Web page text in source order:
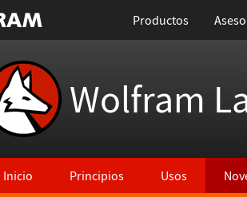
Productos
Wolfram
Inicio Principios Usos